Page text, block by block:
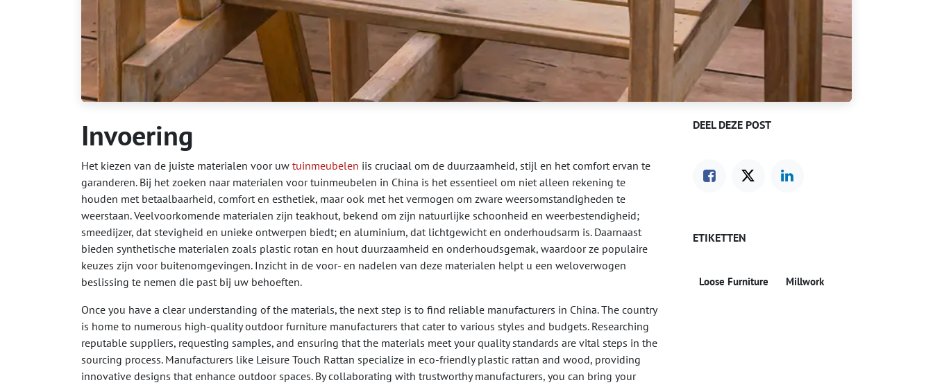
Invoering
Het kiezen van de juiste materialen voor uw tuinmeubelen iis cruciaal om de duurzaamheid, stijl en het comfort ervan te
garanderen. Bij het zoeken naar materialen voor tuinmeubelen in China is het essentieel om niet alleen rekening te
houden met betaalbaarheid, comfort en esthetiek, maar ook met het vermogen om zware weersomstandigheden te
weerstaan. Veelvoorkomende materialen zijn teakhout, bekend om zijn natuurlijke schoonheid en weerbestendigheid;
smeedijzer, dat stevigheid en unieke ontwerpen biedt; en aluminium, dat lichtgewicht en onderhoudsarm is. Daarnaast
bieden synthetische materialen zoals plastic rotan en hout duurzaamheid en onderhoudsgemak, waardoor ze populaire
keuzes zijn voor buitenomgevingen. Inzicht in de voor- en nadelen van deze materialen helpt u een weloverwogen
beslissing te nemen die past bij uw behoeften.
Once you have a clear understanding of the materials, the next step is to find reliable manufacturers in China. The country
is home to numerous high-quality outdoor furniture manufacturers that cater to various styles and budgets. Researching
reputable suppliers, requesting samples, and ensuring that the materials meet your quality standards are vital steps in the
sourcing process. Manufacturers like Leisure Touch Rattan specialize in eco-friendly plastic rattan and wood, providing
innovative designs that enhance outdoor spaces. By collaborating with trustworthy manufacturers, you can bring your
DEEL DEZE POST
ETIKETTEN
Loose Furniture Millwork